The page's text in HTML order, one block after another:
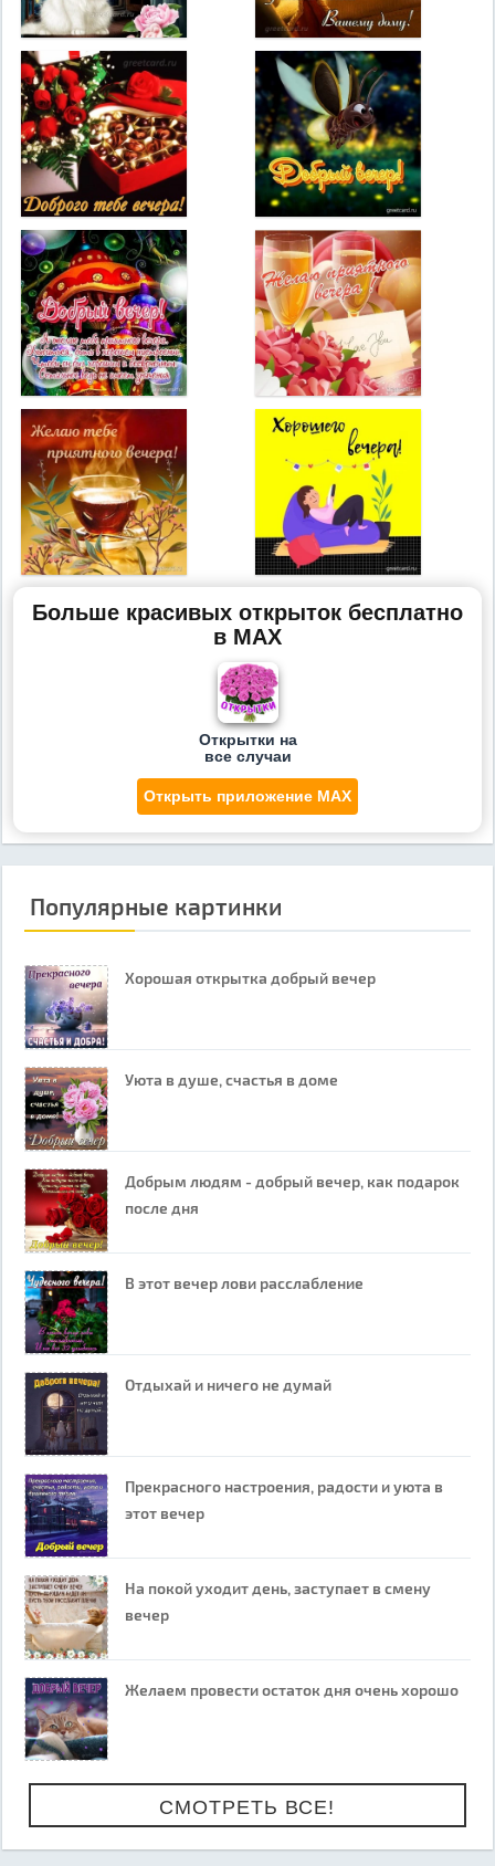
Больше красивых открыток бесплатно
в MAX
Открытки на
все случаи
Открыть приложение MAX
Популярные картинки
Хорошая открытка добрый вечер
Уюта в душе, счастья в доме
Добрым людям - добрый вечер, как подарок
после дня
В этот вечер лови расслабление
Отдыхай и ничего не думай
Прекрасного настроения, радости и уюта в
этот вечер
На покой уходит день, заступает в смену
вечер
Желаем провести остаток дня очень хорошо
СМОТРЕТЬ ВСЕ!